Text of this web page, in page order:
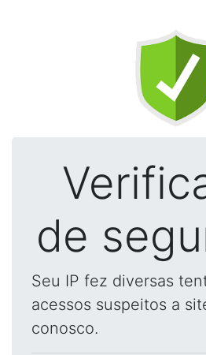
de
Seu IP fez diversas
acessos suspeitos a
conosco.